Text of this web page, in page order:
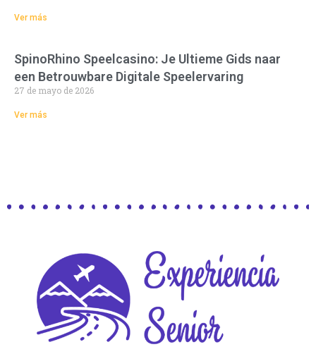
Ver más
SpinoRhino Speelcasino: Je Ultieme Gids naar
een Betrouwbare Digitale Speelervaring
27 de mayo de 2026
Ver más